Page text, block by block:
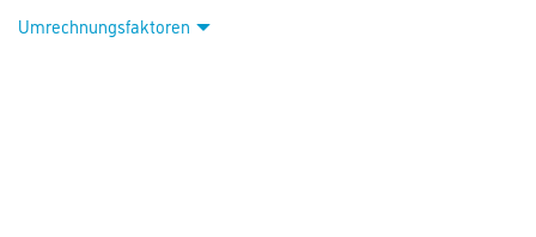
Umrechnungsfaktoren